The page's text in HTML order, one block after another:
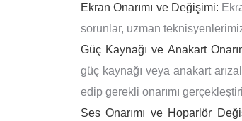
Ekran Onarımı ve Değişimi:
sorunlar, uzman
Güç Kaynağı ve Anakart
güç kaynağı veya anakart
edip gerekli onarımı
Ses Onarımı ve Hoparlör